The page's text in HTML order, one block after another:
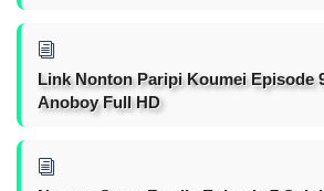
Link Nonton Paripi Koumei Episode
Anoboy Full HD